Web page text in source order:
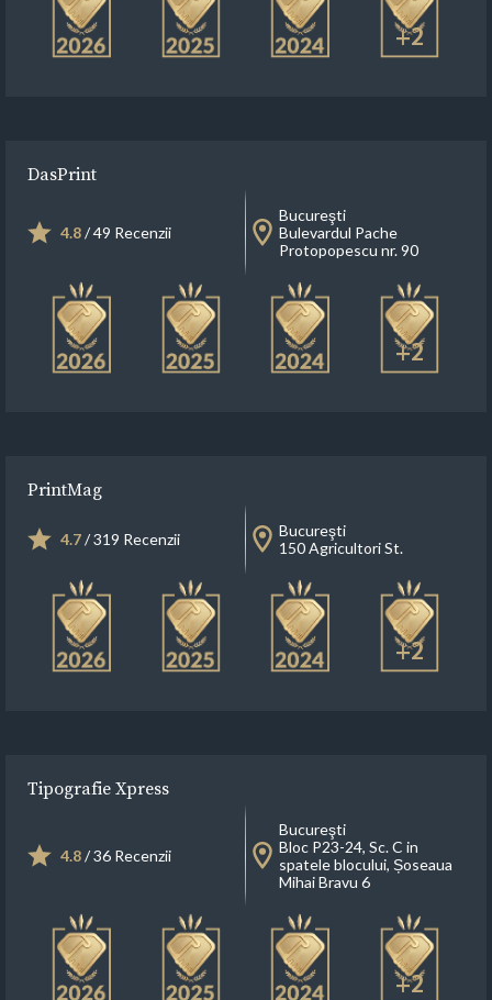
+2
DasPrint
4.8/ 49 Recenzii
Bucureşti
Bulevardul Pache
Protopopescu nr. 90
+2
PrintMag
4.7/ 319 Recenzii
Bucureşti
150 Agricultori St.
+2
Tipografie Xpress
4.8/ 36 Recenzii
Bucureşti
Bloc P23-24, Sc. C in
spatele blocului, Șoseaua
Mihai Bravu 6
+2